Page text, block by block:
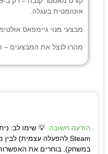
אוטומטית בעגלה.
מבצעי מנוי גיימפאס
מהרו לנצל את המבצעים –
הודעה חשובה: 💡 שימו לב:
במשחק). בוחרים את